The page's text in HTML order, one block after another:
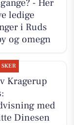
- Her
ledige
i Ruds
og omegn
Kragerup
med
Dinesen